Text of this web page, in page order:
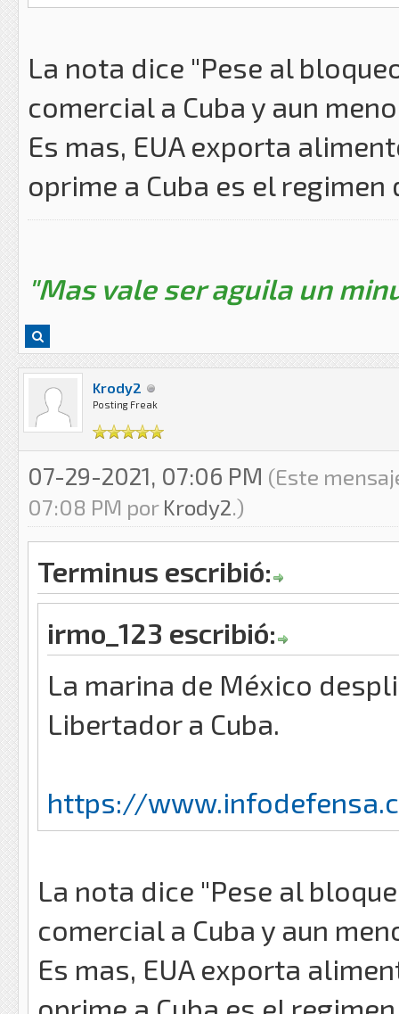
La nota dice "Pese al
comercial a Cuba y aun
Es mas, EUA exporta
oprime a Cuba es el
"Mas vale ser aguila un
Krody2
Posting Freak
07-29-2021, 07:06 PM (Este
07:08 PM por Krody2.)
Terminus escribió:
irmo_123 escribió:
La marina de México
Libertador a Cuba.
https://
La nota dice "Pese al
comercial a Cuba y aun
Es mas, EUA exporta